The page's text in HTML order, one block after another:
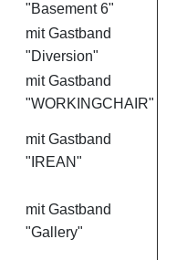
"Basement 6"
mit Gastband
"Diversion"
mit Gastband
"WORKINGCHAIR"
mit Gastband
"IREAN"
mit Gastband
"Gallery"